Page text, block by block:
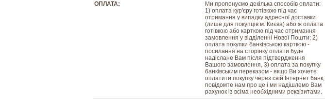
ОПЛАТА:
Ми пропонуємо декілька способів оплати:
1) оплата кур'єру готівкою під час
отримання у випадку адресної доставки
(лише для покупців м. Києва) або ж оплата
готівкою або карткою під час отримання
замовлення у відділенні Нової Пошти; 2)
оплата покупки банківською карткою -
посилання на сторінку оплати буде
надіслане Вам після підтвердження
Вашого замовлення, 3) оплата за покупку
банківським переказом - якщо Ви хочете
оплатити покупку через свій Інтернет банк,
повідомте нам про це і ми надішлемо Вам
рахунок із всіма необхідними реквізитами.